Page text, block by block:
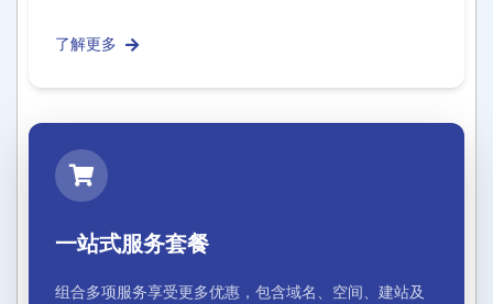
了解更多
一站式服务套餐
组合多项服务享受更多优惠，包含域名、空间、建站及